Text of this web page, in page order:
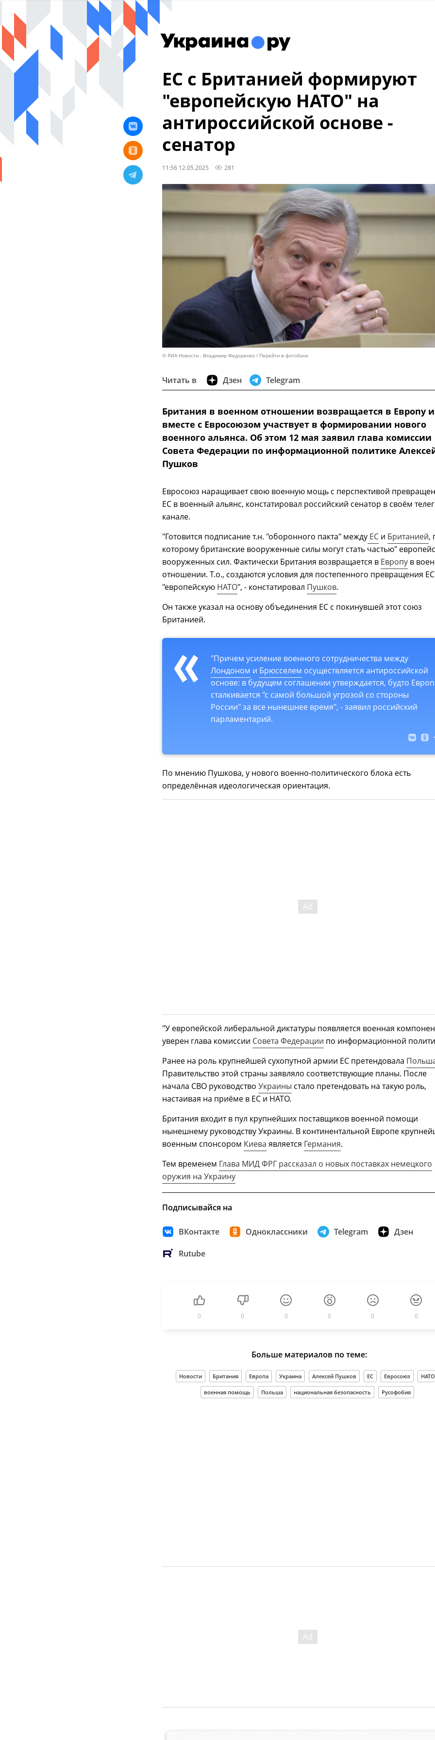
ЕС с Британией формируют
"европейскую НАТО" на
антироссийской основе -
сенатор
11:56 12.05.2025 281
© РИА Новости . Владимир Федоренко Перейти в фотобанк
Читать в Дзен Telegram
Британия в военном отношении возвращается в Европу и
вместе с Евросоюзом участвует в формировании нового
военного альянса. Об этом 12 мая заявил глава комиссии
Совета Федерации по информационной политике
Пушков
Евросоюз наращивает свою военную мощь с перспективой
ЕС в военный альянс, констатировал российский сенатор в своём
канале.
"Готовится подписание т.н. "оборонного пакта" между ЕС и Британией,
которому британские вооруженные силы могут стать частью"
вооруженных сил. Фактически Британия возвращается в Европу в
отношении. Т.о., создаются условия для постепенного превращения
"европейскую НАТО", - констатировал Пушков.
Он также указал на основу объединения ЕС с покинувшей этот союз
Британией.
"Причем усиление военного сотрудничества между
Лондоном и Брюсселем осуществляется антироссийской
основе: в будущем соглашении утверждается, будто
сталкивается "с самой большой угрозой со стороны
России" за все нынешнее время", - заявил российский
парламентарий.
По мнению Пушкова, у нового военно-политического блока есть
определённая идеологическая ориентация.
"У европейской либеральной диктатуры появляется военная
уверен глава комиссии Совета Федерации по информационной
Ранее на роль крупнейшей сухопутной армии ЕС претендовала
Правительство этой страны заявляло соответствующие планы. После
начала СВО руководство Украины стало претендовать на такую роль,
настаивая на приёме в ЕС и НАТО.
Британия входит в пул крупнейших поставщиков военной помощи
нынешнему руководству Украины. В континентальной Европе
военным спонсором Киева является Германия.
Тем временем Глава МИД ФРГ рассказал о новых поставках немецкого
оружия на Украину
Подписывайся на
ВКонтакте Одноклассники Telegram Дзен
Rutube
0 0 0 0 0 0
Больше материалов по теме:
Новости Британия Европа Украина Алексей Пушков ЕС Евросоюз НАТО
военная помощь Польша национальная безопасность Русофобия